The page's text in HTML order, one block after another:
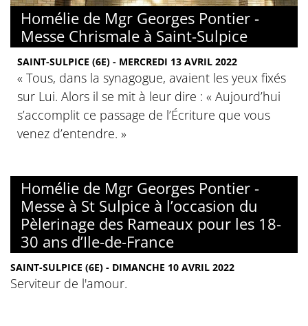
Homélie de Mgr Georges Pontier -
Messe Chrismale à Saint-Sulpice
SAINT-SULPICE (6E) - MERCREDI 13 AVRIL 2022
« Tous, dans la synagogue, avaient les yeux fixés
sur Lui. Alors il se mit à leur dire : « Aujourd’hui
s’accomplit ce passage de l’Écriture que vous
venez d’entendre. »
Homélie de Mgr Georges Pontier -
Messe à St Sulpice à l’occasion du
Pèlerinage des Rameaux pour les 18-
30 ans d’Ile-de-France
SAINT-SULPICE (6E) - DIMANCHE 10 AVRIL 2022
Serviteur de l'amour.